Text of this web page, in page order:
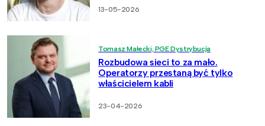
13-05-2026
Tomasz Małecki, PGE Dystrybucja
Rozbudowa sieci to za mało.
Operatorzy przestaną być tylko
właścicielem kabli
23-04-2026